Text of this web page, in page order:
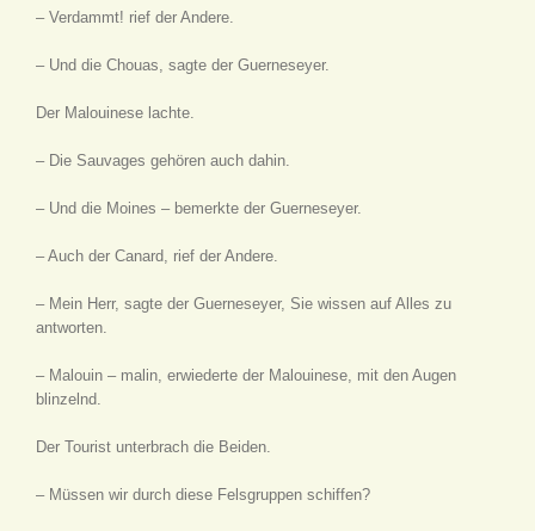
– Verdammt! rief der Andere.
– Und die Chouas, sagte der Guerneseyer.
Der Malouinese lachte.
– Die Sauvages gehören auch dahin.
– Und die Moines – bemerkte der Guerneseyer.
– Auch der Canard, rief der Andere.
– Mein Herr, sagte der Guerneseyer, Sie wissen auf Alles zu
antworten.
– Malouin – malin, erwiederte der Malouinese, mit den Augen
blinzelnd.
Der Tourist unterbrach die Beiden.
– Müssen wir durch diese Felsgruppen schiffen?